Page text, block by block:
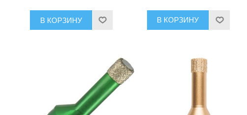
010-014
В КОРЗИНУ В КОРЗИНУ